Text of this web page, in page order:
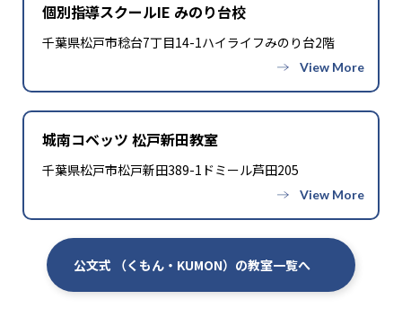
個別指導スクールIE みのり台校
千葉県松戸市稔台7丁目14-1ハイライフみのり台2階
城南コベッツ 松戸新田教室
千葉県松戸市松戸新田389-1ドミール芦田205
公文式 （くもん・KUMON）の教室一覧へ